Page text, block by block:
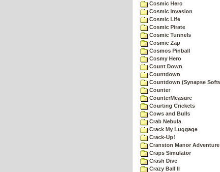
Cosmic Hero
Cosmic Invasion
Cosmic Life
Cosmic Pirate
Cosmic Tunnels
Cosmic Zap
Cosmos Pinball
Cosmy Hero
Count Down
Countdown
Countdown (Synapse
Counter
CounterMeasure
Courting Crickets
Cows and Bulls
Crab Nebula
Crack My Luggage
Crack-Up!
Cranston Manor Adventure
Craps Simulator
Crash Dive
Crazy Ball II